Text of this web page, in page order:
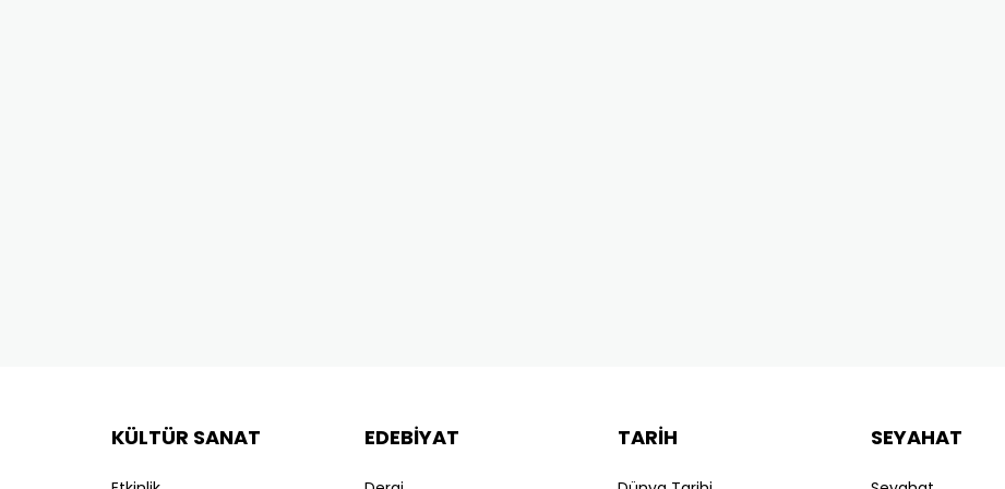
KÜLTÜR SANAT EDEBİYAT TARİH SEYAHAT